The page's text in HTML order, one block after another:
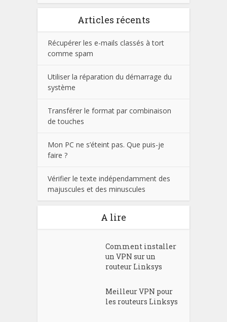
Articles récents
Récupérer les e-mails classés à tort
comme spam
Utiliser la réparation du démarrage du
système
Transférer le format par combinaison
de touches
Mon PC ne s’éteint pas. Que puis-je
faire ?
Vérifier le texte indépendamment des
majuscules et des minuscules
A lire
Comment installer
un VPN sur un
routeur Linksys
Meilleur VPN pour
les routeurs Linksys